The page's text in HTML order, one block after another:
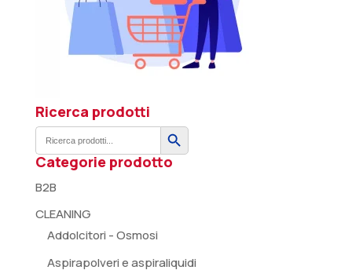
Ricerca prodotti
Search
for:
Search Button
Categorie prodotto
B2B
CLEANING
Addolcitori - Osmosi
Aspirapolveri e aspiraliquidi